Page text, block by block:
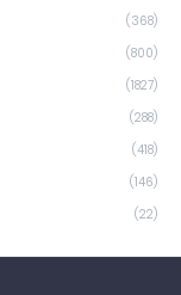
(368)
(800)
(1827)
(288)
(418)
(146)
(22)